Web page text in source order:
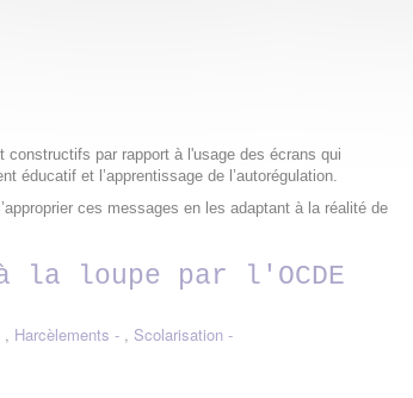
par rapport à l'usage des écrans qui
éducatif et l’apprentissage de l’autorégulation.
ces messages en les adaptant à la réalité de
la loupe par l'OCDE
, Harcèlements , Scolarisation